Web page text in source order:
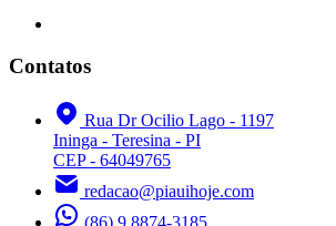
Contatos
Rua Dr Ocilio Lago - 1197
Ininga - Teresina - PI
CEP - 64049765
redacao@piauihoje.com
(86) 9 8874-3185